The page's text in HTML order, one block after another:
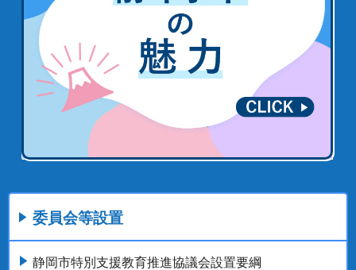
委員会等設置
静岡市特別支援教育推進協議会設置要綱